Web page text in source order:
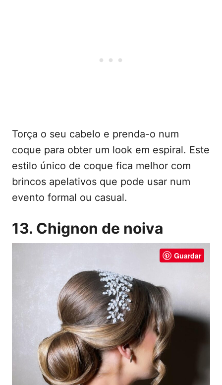
Torça o seu cabelo e prenda-o num
coque para obter um look em espiral. Este
estilo único de coque fica melhor com
brincos apelativos que pode usar num
evento formal ou casual.
13. Chignon de noiva
Guardar